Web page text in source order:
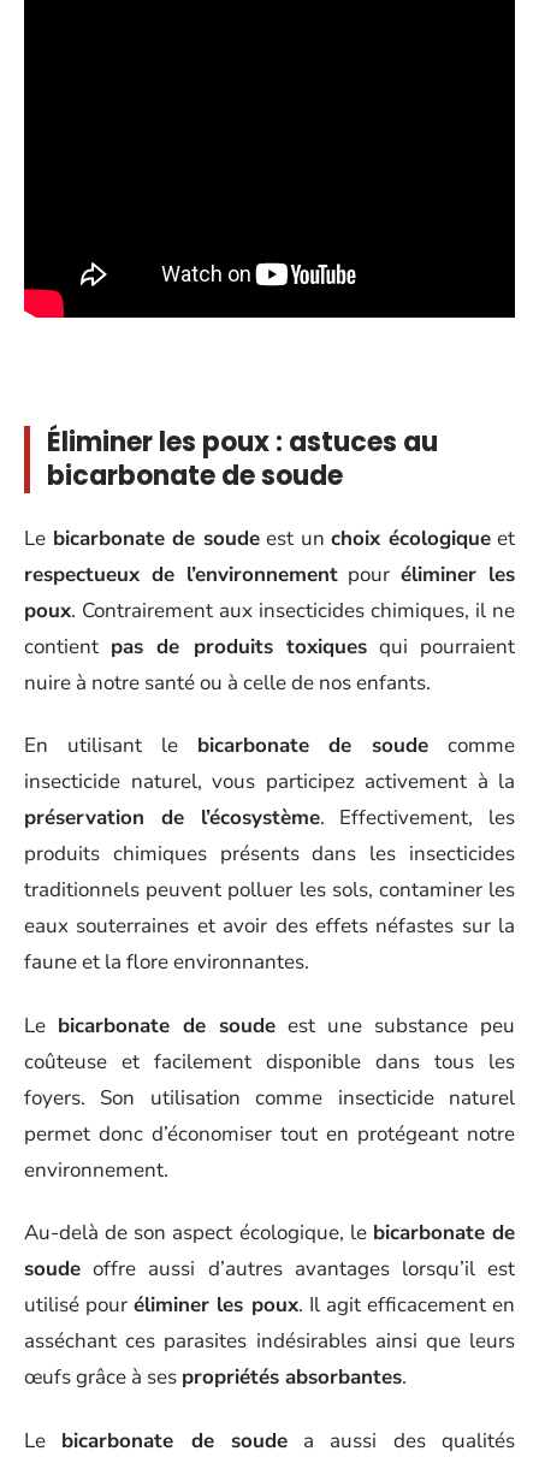
Éliminer les poux : astuces au
bicarbonate de soude
Le bicarbonate de soudeest un choix écologiqueet
respectueux de l’environnementpouréliminer les
poux. Contrairement aux insecticides chimiques, il ne
contient pas de produits toxiquesqui pourraient
nuire à notre santé ou à celle de nos enfants.
En utilisant le bicarbonate de soude comme
insecticide naturel, vous participez activement à la
préservation de l’écosystème. Effectivement, les
produits chimiques présents dans les insecticides
traditionnels peuvent polluer les sols, contaminer les
eaux souterraines et avoir des effets néfastes sur la
faune et la flore environnantes.
Le bicarbonate de soude est une substance peu
coûteuse et facilement disponible dans tous les
foyers. Son utilisation comme insecticide naturel
permet donc d’économiser tout en protégeant notre
environnement.
Au-delà de son aspect écologique, le bicarbonate de
soude offre aussi d’autres avantages lorsqu’il est
utilisé pouréliminer les poux. Il agit efficacement en
asséchant ces parasites indésirables ainsi que leurs
œufs grâce à ses propriétés absorbantes.
Le bicarbonate de soudea aussi des qualités